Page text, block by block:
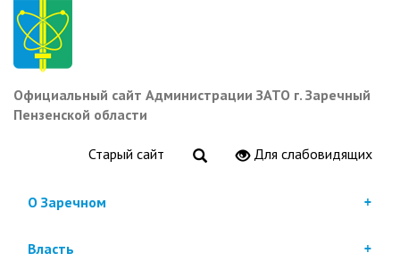
Перейти
основному
содержанию
Официальный сайт Администрации ЗАТО г. Заречный
Пензенской области
Старый сайт Для слабовидящих
О Заречном
Власть